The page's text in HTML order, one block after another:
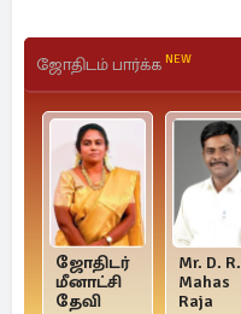
ஜோதிடம் பார்க்க NEW
ஜோதிடர்
மீனாட்சி
தேவி
Mr. D. R.
Mahas
Raja